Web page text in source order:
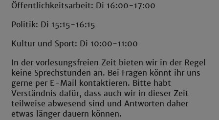
Öffentlichkeitsarbeit: Di 16:00-17:00
Politik: Di 15:15-16:15
Kultur und Sport: Di 10:00-11:00
In der vorlesungsfreien Zeit bieten wir in der Regel
keine Sprechstunden an. Bei Fragen könnt ihr uns
gerne per E-Mail kontaktieren. Bitte habt
Verständnis dafür, dass auch wir in dieser Zeit
teilweise abwesend sind und Antworten daher
etwas länger dauern können.